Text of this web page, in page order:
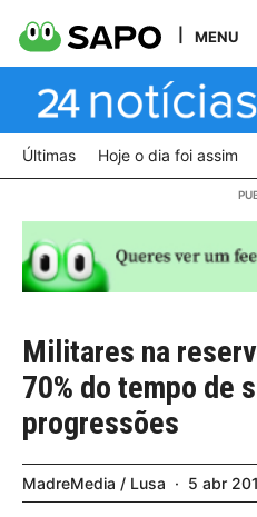
MENU
Últimas Hoje o dia foi assim
Militares na
70% do tempo de
progressões
MadreMedia / Lusa 5 abr